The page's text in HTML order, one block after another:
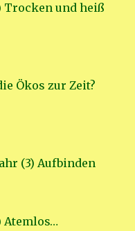
Trocken und heiß
Ökos zur Zeit?
(3) Aufbinden
Atemlos…